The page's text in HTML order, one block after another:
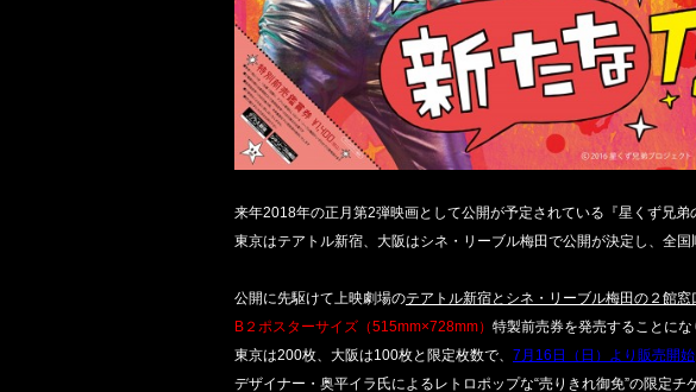
来年2018年の正月第2弾映画として公開が予定されている『星くず兄弟
東京はテアトル新宿、大阪はシネ・リーブル梅田で公開が決定し、全国
公開に先駆けて上映劇場のテアトル新宿とシネ・リーブル梅田の２館窓
B２ポスターサイズ（515mm×728mm） 特製前売券を発売することにな
東京は200枚、大阪は100枚と限定枚数で、 7月16日（日）より販売開始
デザイナー・奥平イラ氏によるレトロポップな“売りきれ御免”の限定